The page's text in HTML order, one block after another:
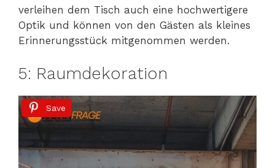
verleihen dem Tisch auch eine hochwertigere
Optik und können von den Gästen als kleines
Erinnerungsstück mitgenommen werden.
5: Raumdekoration
Save